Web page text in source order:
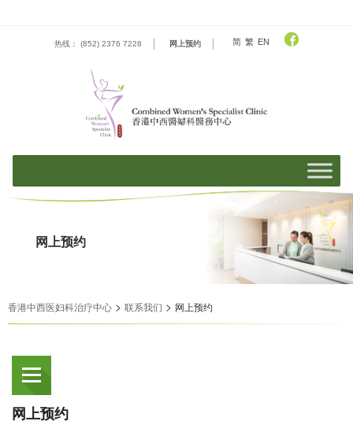
热线： (852) 2376 7228 网上预约 简 繁 EN
网上预约
香港中西医妇科治疗中心 > 联系我们 > 网上预约
网上预约